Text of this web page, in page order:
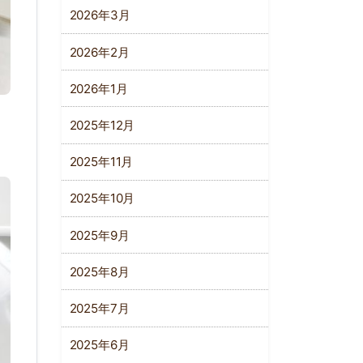
2026年3月
2026年2月
2026年1月
2025年12月
2025年11月
2025年10月
2025年9月
2025年8月
2025年7月
2025年6月